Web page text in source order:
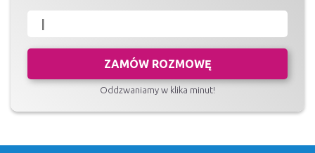
ZAMÓW ROZMOWĘ
Oddzwaniamy w klika minut!